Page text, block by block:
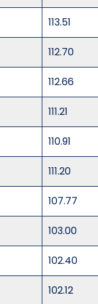
113.51
112.70
112.66
111.21
110.91
111.20
107.77
103.00
102.40
102.12